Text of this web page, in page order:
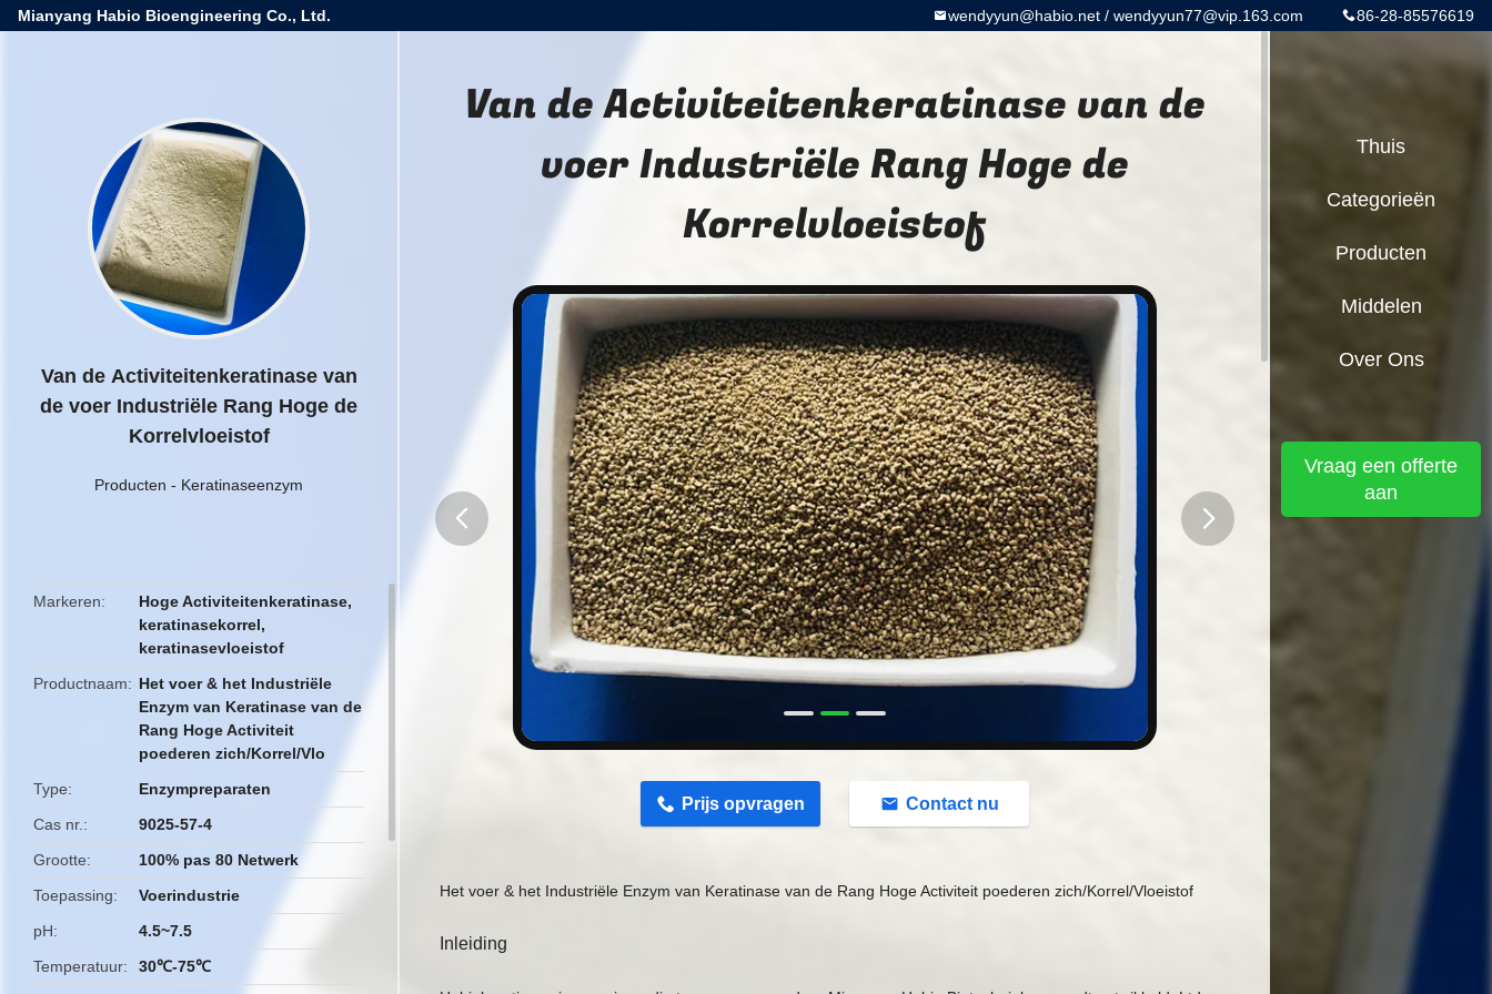
Mianyang Habio Bioengineering Co., Ltd. 86-28-85576619
wendyyun@habio.net / wendyyun77@vip.163.com
Van de Activiteitenkeratinase van
de voer Industriële Rang Hoge de
Korrelvloeistof
Producten - Keratinaseenzym
Markeren Hoge Activiteitenkeratinase,
keratinasekorrel,
keratinasevloeistof
Productnaam
Het voer & het Industriële
Enzym van Keratinase van de
Rang Hoge Activiteit
poederen zich/Korrel/Vlo
Type
Enzympreparaten
Cas nr.
9025-57-4
Grootte
100% pas 80 Netwerk
Toepassing
Voerindustrie
pH
4.5~7.5
Temperatuur
30℃-75℃
Van de Activiteitenkeratinase van de
voer Industriële Rang Hoge de
Korrelvloeistof
Prijs opvragen Contact nu
Het voer & het Industriële Enzym van Keratinase van de Rang Hoge Activiteit poederen zich/Korrel/Vloeistof
Inleiding
Thuis
Categorieën
Producten
Middelen
Over Ons
Vraag een offerte
aan